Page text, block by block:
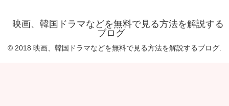
映画、韓国ドラマなどを無料で見る方法を解説する
ブログ
© 2018 映画、韓国ドラマなどを無料で見る方法を解説するブログ.